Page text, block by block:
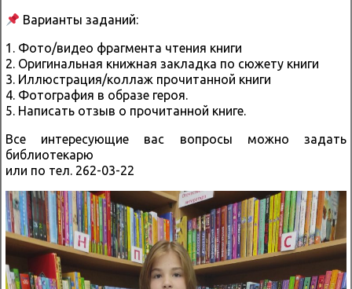
Варианты заданий:
1. Фото/видео фрагмента чтения книги
2. Оригинальная книжная закладка по сюжету книги
3. Иллюстрация/коллаж прочитанной книги
4. Фотография в образе героя.
5. Написать отзыв о прочитанной книге.
Все интересующие вас вопросы можно задать
библиотекарю
или по тел. 262-03-22